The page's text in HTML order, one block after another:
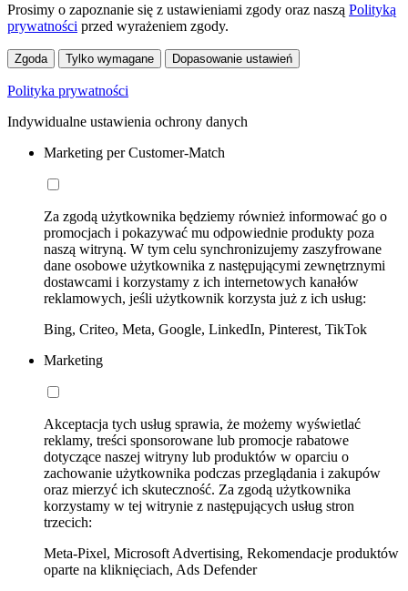
Prosimy o zapoznanie się z ustawieniami zgody oraz naszą Polityką
prywatności przed wyrażeniem zgody.
Zgoda Tylko wymagane Dopasowanie ustawień
Polityka prywatności
Indywidualne ustawienia ochrony danych
Marketing per Customer-Match
Za zgodą użytkownika będziemy również informować go o
promocjach i pokazywać mu odpowiednie produkty poza
naszą witryną. W tym celu synchronizujemy zaszyfrowane
dane osobowe użytkownika z następującymi zewnętrznymi
dostawcami i korzystamy z ich internetowych kanałów
reklamowych, jeśli użytkownik korzysta już z ich usług:
Bing, Criteo, Meta, Google, LinkedIn, Pinterest, TikTok
Marketing
Akceptacja tych usług sprawia, że możemy wyświetlać
reklamy, treści sponsorowane lub promocje rabatowe
dotyczące naszej witryny lub produktów w oparciu o
zachowanie użytkownika podczas przeglądania i zakupów
oraz mierzyć ich skuteczność. Za zgodą użytkownika
korzystamy w tej witrynie z następujących usług stron
trzecich:
Meta-Pixel, Microsoft Advertising, Rekomendacje produktów
oparte na kliknięciach, Ads Defender